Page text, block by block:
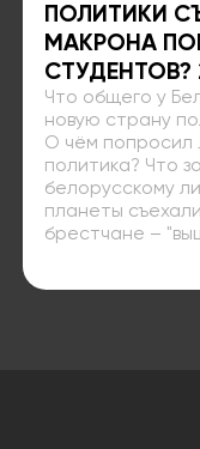
ПОЛИТИКИ
МАКРОНА
СТУДЕНТОВ?
Что общего у
новую страну
О чём попросил
политика? Что
белорусскому
планеты
брестчане –